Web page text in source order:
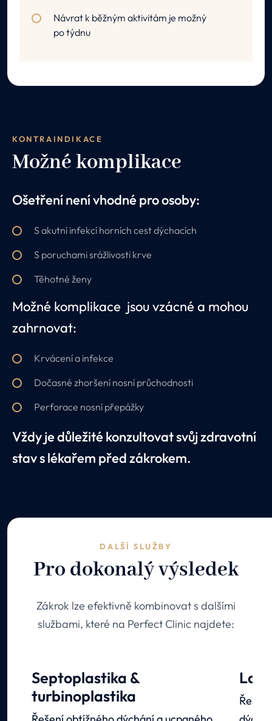
Návrat k běžným aktivitám je možný
po týdnu
KONTRAINDIKACE
Možné komplikace
Ošetření není vhodné pro osoby:
S akutní infekcí horních cest dýchacích
S poruchami srážlivosti krve
Těhotné ženy
Možné komplikace jsou vzácné a mohou
zahrnovat:
Krvácení a infekce
Dočasné zhoršení nosní průchodnosti
Perforace nosní přepážky
Vždy je důležité konzultovat svůj zdravotní
stav s lékařem před zákrokem.
DALŠÍ SLUŽBY
Pro dokonalý výsledek
Zákrok lze efektivně kombinovat s dalšími
službami, které na Perfect Clinic najdete:
Septoplastika &
turbinoplastika